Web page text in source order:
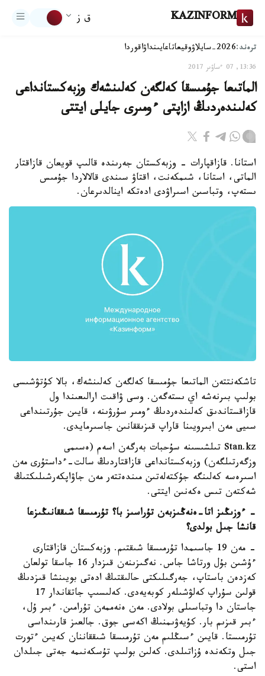
KAZINFORM ق ز
ترەند:2026-سايلاۋ وقيعاتاعايىنداۋاقوردا
13:36, 07 ءساۋىر 2017
الماتىعا جۇمىسقا كەلگەن كەلىنشەك وزبەكستانداعى
كەلىندەردىڭ ازاپتى ءومىرى جايلى ايتتى
استانا. قازاقپارات - وزبەكستان جەرىندە قالىپ قويعان قازاقتار
الماتى، استانا، شىمكەنت، اقتاۋ سىندى قالالاردا جۇمىس
ىستەپ، وتباسىن اسىراۋدى ادەتكە اينالدىرعان.
تاشكەنتتەن الماتىعا جۇمىسقا كەلگەن كەلىنشەك، بالا كۇتۋشىسى
بولىپ بىرنەشە اي ىستەگەن. وسى ۋاقىت ارالىعىندا ول
قازاقستاندىق كەلىندەردىڭ ءومىر سۇرۋىنە، قايىن جۇرتىنداعى
سىيى مەن ابىرويىنا قاراپ قىزىققانىن جاسىرمايدى.
Stan.kz تىلشىسىنە سۇحبات بەرگەن اسەم (ەسىمى
وزگەرتىلگەن) وزبەكستانداعى قازاقتاردىڭ سالت-ءداستۇرى مەن
اسىرەسە كەلىنگە جۇكتەلەتىن مىندەتتەر مەن جاۋاپكەرشىلىكتىڭ
شەكتەن تىس ەكەنىن ايتتى.
- ءوزىڭىز اتا-ەنەڭىزبەن تۇراسىز با؟ تۇرمىسقا شىققانىڭىزعا
قانشا جىل بولدى؟
- مەن 19 جاسىمدا تۇرمىسقا شىقتىم. وزبەكستان قازاقتارى
ءۇشىن بۇل ورتاشا جاس. نەگىزىنەن قىزدار 16 جاسقا تولعان
كەزدەن باستاپ، جەرگىلىكتى حالىقتىڭ ادەتى بويىنشا قىزدىڭ
قولىن سۇراپ كەلۋشىلەر كوبەيەدى. كەلىسىپ جاتقاندار 17
جاستان دا وتباسىلى بولادى. مەن ەنەممەن تۇرامىن. ءبىر ۇل،
ءبىر قىزىم بار. كۇيەۋىمنىڭ اكەسى جوق. جالعىز قارىنداسى
تۇرمىستا. قايىن ءسىڭلىم مەن تۇرمىسقا شىققاننان كەيىن ءتورت
جىل وتكەندە ۇزاتىلدى. كەلىن بولىپ تۇسكەنىمە جەتى جىلدان
استى.